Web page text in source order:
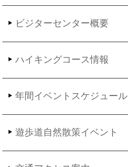
ビジターセンター概要
ハイキングコース情報
年間イベントスケジュール
遊歩道自然散策イベント